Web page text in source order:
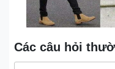
Các câu hỏi